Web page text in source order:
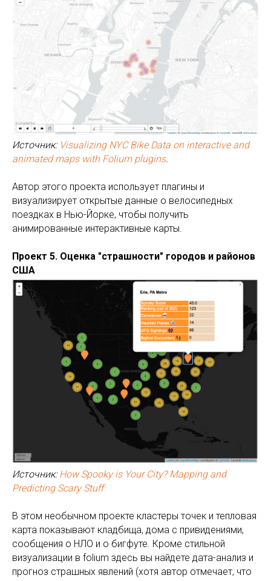
Источник: Visualizing NYC Bike Data on interactive and
animated maps with Folium plugins.
Автор этого проекта использует плагины и
визуализирует открытые данные о велосипедных
поездках в Нью-Йорке, чтобы получить
анимированные интерактивные карты.
Проект 5. Оценка "страшности" городов и районов
США
Источник:How Spooky is Your City? Mapping and
Predicting Scary Stuff
В этом необычном проекте кластеры точек и тепловая
карта показывают кладбища, дома с привидениями,
сообщения о НЛО и о бигфуте. Кроме стильной
визуализации в folium здесь вы найдете дата-анализ и
прогноз страшных явлений (хотя автор отмечает, что